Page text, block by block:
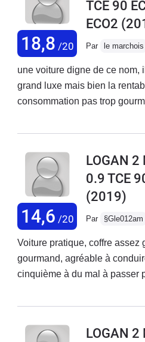
intérieurs simples et rudes
bruyante Achetée neuve il y
de 80 000km jamais aucun
plaquettes sont d'origines
18,8 /20
TCE 90
ECO2
Par le marchois
une voiture digne de ce nom,
grand luxe mais bien la
consommation pas trop
euros pour l'entretien 60000
usure des pneus impeccable
pneus hiver 12000 km).Si je
je reprend une dacia sans
14,6 /20
LOGAN 2
0.9 TCE
(2019)
Par §Gle012am
Voiture pratique, coffre assez
gourmand, agréable à
cinquième à du mal à passer
aussi manque un peu de
design classique,LOGAN 2